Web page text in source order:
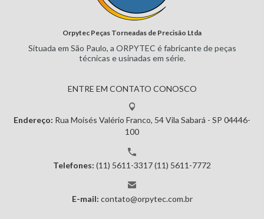
Orpytec Peças Torneadas de Precisão Ltda
Situada em São Paulo, a ORPYTEC é fabricante de peças
técnicas eusinadas em série.
ENTRE EM CONTATO CONOSCO
Endereço: Rua Moisés Valério Franco, 54Vila Sabará - SP 04446-
100
Telefones: (11) 5611-3317(11) 5611-7772
E-mail: contato@orpytec.com.br